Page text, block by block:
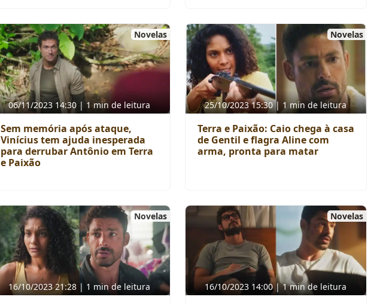
Novelas
06/11/2023 14:30 | 1 min de leitura
Sem memória após ataque,
Vinícius tem ajuda inesperada
para derrubar Antônio em Terra
e Paixão
Novelas
25/10/2023 15:30 | 1 min de leitura
Terra e Paixão: Caio chega à casa
de Gentil e flagra Aline com
arma, pronta para matar
Novelas
16/10/2023 21:28 | 1 min de leitura
Novelas
16/10/2023 14:00 | 1 min de leitura